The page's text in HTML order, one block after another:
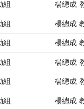
組 楊總成
組 楊總成
組 楊總成
組 楊總成
組 楊總成
組 楊總成